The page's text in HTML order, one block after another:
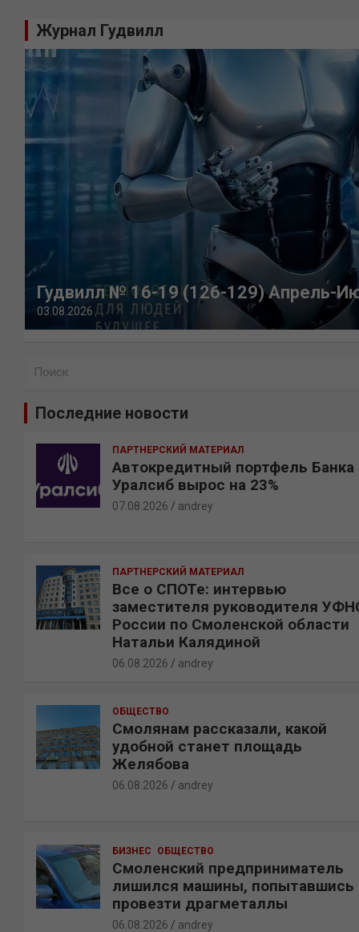
Журнал Гудвилл
Гудвилл № 16-19 (126-129) Апрель-
03.08.2026
Последние новости
ПАРТНЕРСКИЙ МАТЕРИАЛ
Автокредитный портфель Банка
Уралсиб вырос на 23%
07.08.2026 andrey
ПАРТНЕРСКИЙ МАТЕРИАЛ
Все о СПОТе: интервью
заместителя руководителя
России по Смоленской области
Натальи Калядиной
06.08.2026 andrey
ОБЩЕСТВО
Смолянам рассказали, какой
удобной станет площадь
Желябова
06.08.2026 andrey
БИЗНЕС ОБЩЕСТВО
Смоленский предприниматель
лишился машины, попытавшись
провезти драгметаллы
06.08.2026 andrey